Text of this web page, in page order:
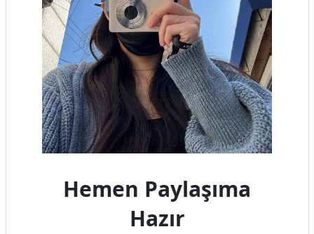
Hemen Paylaşıma
Hazır